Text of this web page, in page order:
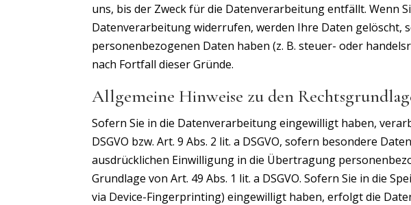
uns, bis der Zweck für die Datenverarbeitung entfällt. Wenn
Datenverarbeitung widerrufen, werden Ihre Daten gelöscht,
personenbezogenen Daten haben (z. B. steuer- oder
nach Fortfall dieser Gründe.
Allgemeine Hinweise zu den
Sofern Sie in die Datenverarbeitung eingewilligt haben,
DSGVO bzw. Art. 9 Abs. 2 lit. a DSGVO, sofern besondere
ausdrücklichen Einwilligung in die Übertragung
Grundlage von Art. 49 Abs. 1 lit. a DSGVO. Sofern Sie in die
via Device-Fingerprinting) eingewilligt haben, erfolgt die